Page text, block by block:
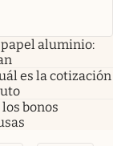
aluminio:
es la cotización
bonos